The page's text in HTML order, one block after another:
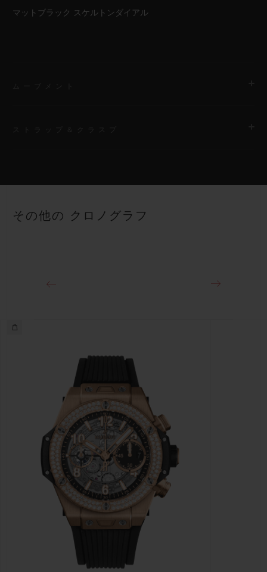
マットブラック スケルトンダイアル
ストラップ
その他の クロノグラフ